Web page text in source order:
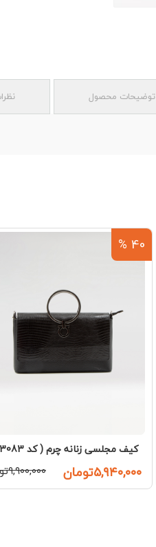
توضیحات محصول
40 %
کیف مجلسی زنانه چرم ( کد 3083 )
۵,۹۴۰,۰۰۰تومان ۹,۹۰۰,۰۰۰تومان